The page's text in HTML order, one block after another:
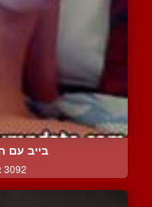
בייב עם
3092 צפיות